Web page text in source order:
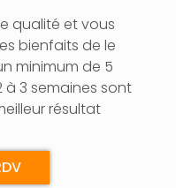
qualité et vous
bienfaits de le
minimum de 5
à 3 semaines sont
résultat